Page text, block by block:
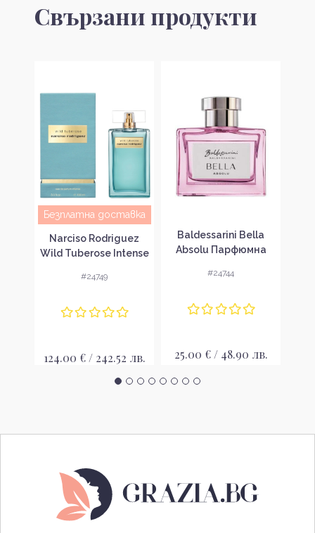
Свързани продукти
Безплатна доставка
Narciso Rodriguez
Wild Tuberose Intense
жени EDP
#24749
124.00 € / 242.52 лв.
Baldessarini Bella
Absolu Парфюмна
#24744
25.00 € / 48.90 лв.